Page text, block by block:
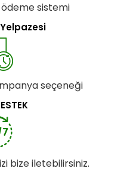
sistemi
seçeneği
bize iletebilirsiniz.